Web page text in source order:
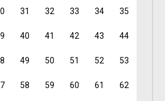
31 32 33 34 35
40 41 42 43 44
49 50 51 52 53
58 59 60 61 62